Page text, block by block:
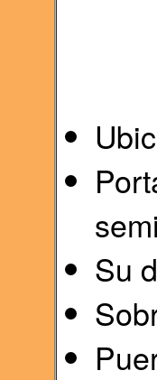
Su